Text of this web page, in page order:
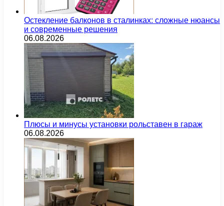
Остекление балконов в сталинках: сложные нюансы
и современные решения
06.08.2026
Плюсы и минусы установки рольставен в гараж
06.08.2026